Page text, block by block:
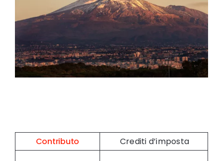
Contributo Crediti d’imposta